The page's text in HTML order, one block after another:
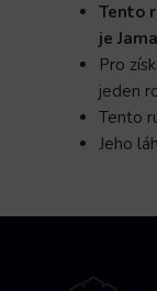
Tento
je
Pro
jeden
Tento
Jeho